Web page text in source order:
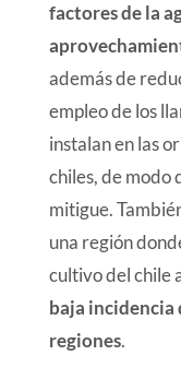
factores de la
además de
empleo de los
instalan en las
chiles, de modo
mitigue.
una región
cultivo del chile
baja incidencia
regiones.